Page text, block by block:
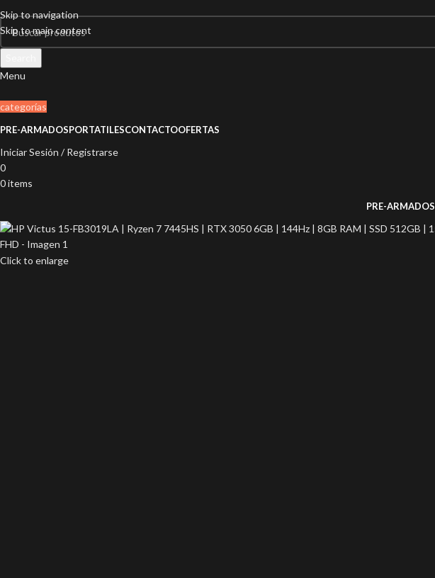
Skip to navigation
Skip to main content
Menu
categorías
PRE-ARMADOSPORTATILESCONTACTOOFERTAS
Iniciar Sesión / Registrarse
0
0items
PRE-ARMADOS
Click to enlarge